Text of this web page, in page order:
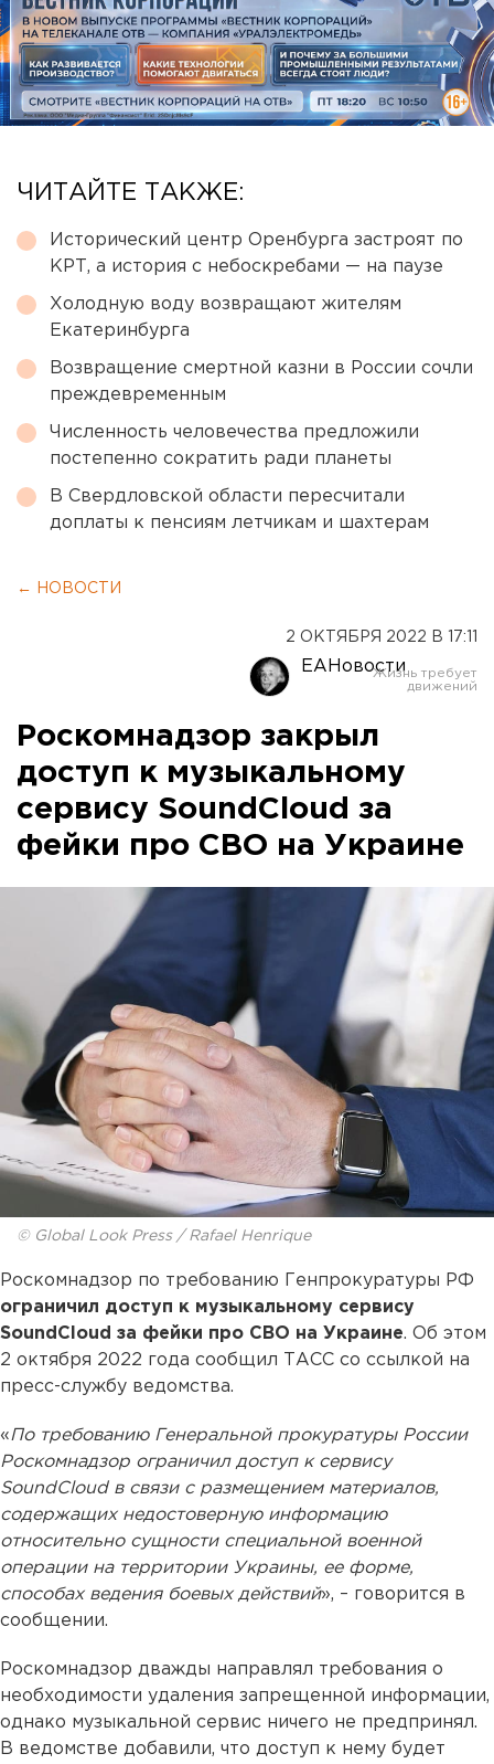
ЧИТАЙТЕ ТАКЖЕ:
Исторический центр Оренбурга застроят по
КРТ, а история с небоскребами — на паузе
Холодную воду возвращают жителям
Екатеринбурга
Возвращение смертной казни в России сочли
преждевременным
Численность человечества предложили
постепенно сократить ради планеты
В Свердловской области пересчитали
доплаты к пенсиям летчикам и шахтерам
← НОВОСТИ
2 ОКТЯБРЯ 2022 В 17:11
ЕАНовости
Роскомнадзор закрыл
доступ к музыкальному
сервису SoundCloud за
фейки про СВО на Украине
© Global Look Press / Rafael Henrique
Роскомнадзор по требованию Генпрокуратуры РФ
ограничил доступ к музыкальному сервису
SoundCloud за фейки про СВО на Украине. Об этом
2 октября 2022 года сообщил ТАСС со ссылкой на
пресс-службу ведомства.
« По требованию Генеральной прокуратуры России
Роскомнадзор ограничил доступ к сервису
SoundCloud в связи с размещением материалов,
содержащих недостоверную информацию
относительно сущности специальной военной
операции на территории Украины, ее форме,
способах ведения боевых действий», – говорится в
сообщении.
Роскомнадзор дважды направлял требования о
необходимости удаления запрещенной информации,
однако музыкальной сервис ничего не предпринял.
В ведомстве добавили, что доступ к нему будет